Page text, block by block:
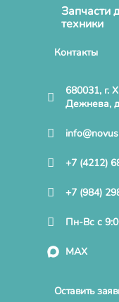
Запчасти
техники
Контакты
680031, г.
Дежнева,
+7 (4212)
+7 (984)
Пн-Вс с
MAX
Оставить